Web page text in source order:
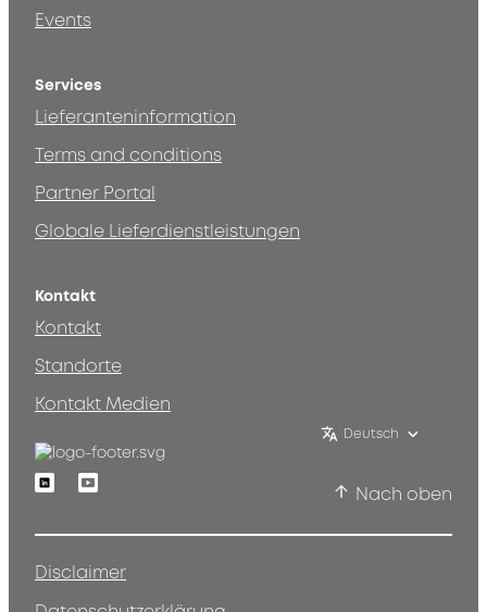
Events
Services
Lieferanteninformation
Terms and conditions
Partner Portal
Globale Lieferdienstleistungen
Kontakt
Kontakt
Standorte
Kontakt Medien
Deutsch
LinkedinYoutube
Nach oben
Disclaimer